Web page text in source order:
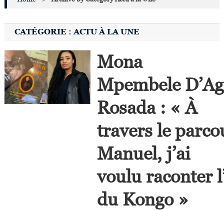
CATÉGORIE :ACTU À LA UNE
Mona
Mpembele
Rosada : « À
travers le
Manuel, j’ai
voulu raconter
du Kongo »